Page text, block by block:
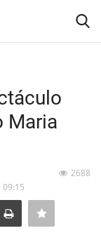
Maria
09:15
2688